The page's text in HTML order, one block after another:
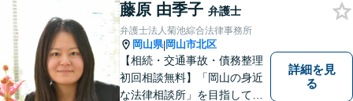
少しでも解決されますよう，
誠心誠意努力いたす所存で
す。皆様方のご来所をお待ち
しております。
藤原 由季子 弁護士
弁護士法人菊池綜合法律事務所
岡山県|岡山市北区
【相続・交通事故・債務整理
初回相談無料】「岡山の身近
な法律相談所」を目指してい
詳細を見
る